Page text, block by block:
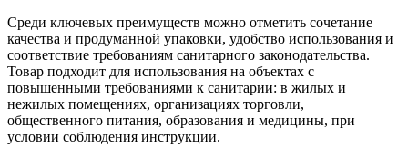
Среди ключевых преимуществ можно отметить сочетание
качества и продуманной упаковки, удобство использования и
соответствие требованиям санитарного законодательства.
Товар подходит для использования на объектах с
повышенными требованиями к санитарии: в жилых и
нежилых помещениях, организациях торговли,
общественного питания, образования и медицины, при
условии соблюдения инструкции.